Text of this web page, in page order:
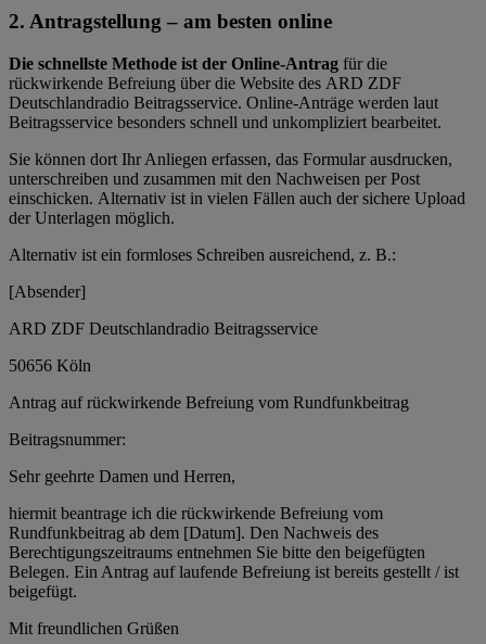
2. Antragstellung – am besten online
Die schnellste Methode ist der Online-Antrag für die
rückwirkende Befreiung über die Website des ARD ZDF
Deutschlandradio Beitragsservice. Online-Anträge werden laut
Beitragsservice besonders schnell und unkompliziert bearbeitet.
Sie können dort Ihr Anliegen erfassen, das Formular ausdrucken,
unterschreiben und zusammen mit den Nachweisen per Post
einschicken. Alternativ ist in vielen Fällen auch der sichere Upload
der Unterlagen möglich.
Alternativ ist ein formloses Schreiben ausreichend, z. B.:
[Absender]
ARD ZDF Deutschlandradio Beitragsservice
50656 Köln
Antrag auf rückwirkende Befreiung vom Rundfunkbeitrag
Beitragsnummer:
Sehr geehrte Damen und Herren,
hiermit beantrage ich die rückwirkende Befreiung vom
Rundfunkbeitrag ab dem [Datum]. Den Nachweis des
Berechtigungszeitraums entnehmen Sie bitte den beigefügten
Belegen. Ein Antrag auf laufende Befreiung ist bereits gestellt / ist
beigefügt.
Mit freundlichen Grüßen